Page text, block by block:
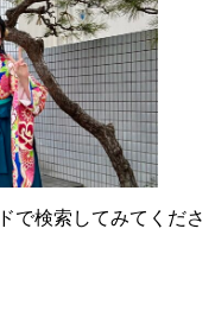
で検索してみてくださ